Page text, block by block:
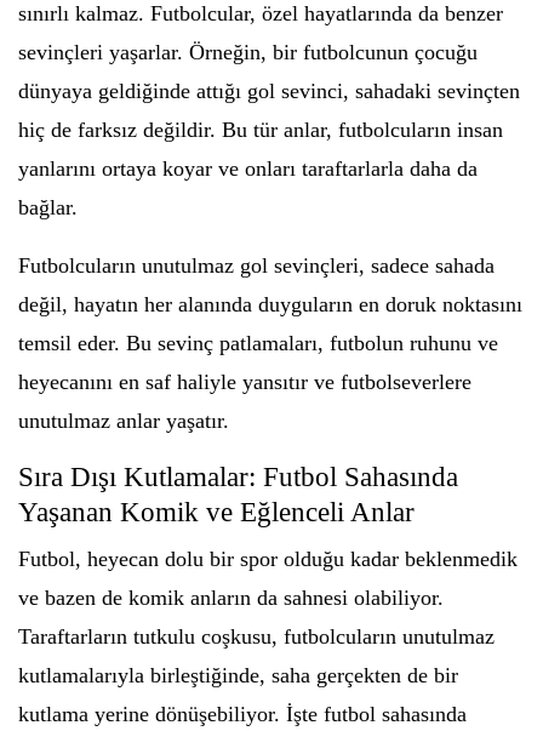
sınırlı kalmaz. Futbolcular, özel hayatlarında da benzer
sevinçleri yaşarlar. Örneğin, bir futbolcunun çocuğu
dünyaya geldiğinde attığı gol sevinci, sahadaki sevinçten
hiç de farksız değildir. Bu tür anlar, futbolcuların insan
yanlarını ortaya koyar ve onları taraftarlarla daha da
bağlar.
Futbolcuların unutulmaz gol sevinçleri, sadece sahada
değil, hayatın her alanında duyguların en doruk noktasını
temsil eder. Bu sevinç patlamaları, futbolun ruhunu ve
heyecanını en saf haliyle yansıtır ve futbolseverlere
unutulmaz anlar yaşatır.
Sıra Dışı Kutlamalar: Futbol Sahasında
Yaşanan Komik ve Eğlenceli Anlar
Futbol, heyecan dolu bir spor olduğu kadar beklenmedik
ve bazen de komik anların da sahnesi olabiliyor.
Taraftarların tutkulu coşkusu, futbolcuların unutulmaz
kutlamalarıyla birleştiğinde, saha gerçekten de bir
kutlama yerine dönüşebiliyor. İşte futbol sahasında